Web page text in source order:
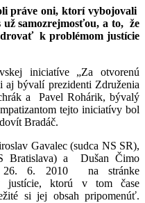
práve oni, ktorí vybojovali
už samozrejmosťou, a to, že
k problémom justície
iniciatíve „Za otvorenú
bývalí prezidenti Združenia
a Pavel Rohárik, bývalý
tejto iniciatívy bol
Bradáč.
Gavalec (sudca NS SR),
Bratislava) a Dušan Čimo
26. 6. 2010 na stránke
justície, ktorú v tom čase
si jej obsah pripomenúť.